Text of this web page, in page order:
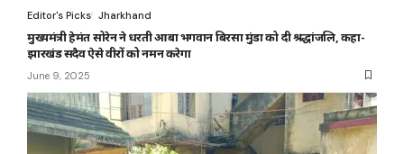
Editor's Picks Jharkhand
मुख्यमंत्री हेमंत सोरेन ने धरती आबा भगवान बिरसा मुंडा को दी श्रद्धांजलि, कहा-
झारखंड सदैव ऐसे वीरों को नमन करेगा
June 9, 2025